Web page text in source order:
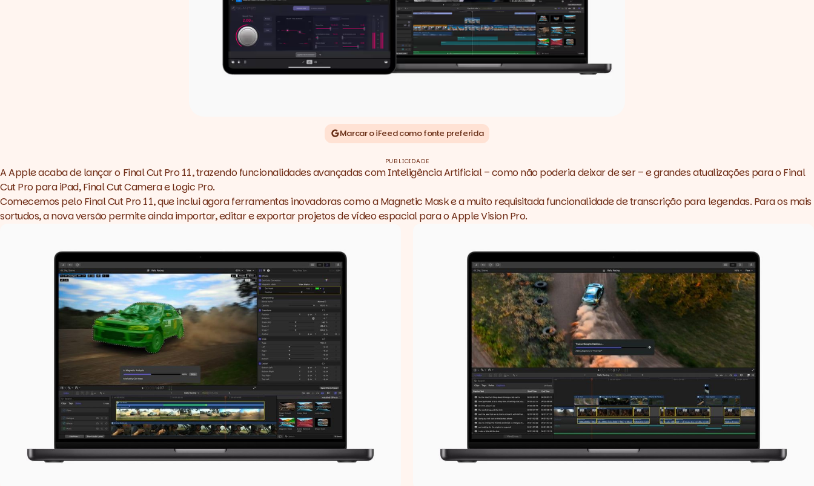
Marcar o iFeed como fonte preferida
PUBLICIDADE
A Apple acaba de lançar o Final Cut Pro 11, trazendo funcionalidades avançadas com Inteligência Artificial – como não poderia deixar de ser – e grandes atualizações para o Final
Cut Pro para iPad, Final Cut Camera e Logic Pro.
Comecemos pelo Final Cut Pro 11, que inclui agora ferramentas inovadoras como aMagnetic Maske a muito requisitada funcionalidade de transcrição para legendas. Para os mais
sortudos, a nova versão permite ainda importar, editar e exportar projetos de vídeo espacial para oApple Vision Pro.